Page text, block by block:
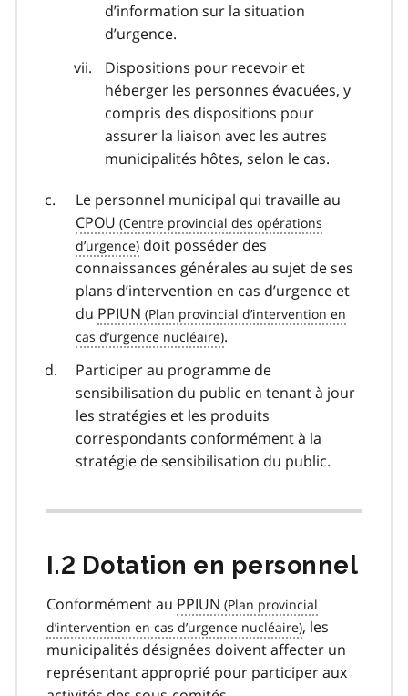
d’information sur la situation
d’urgence.
Dispositions pour recevoir et
héberger les personnes évacuées, y
compris des dispositions pour
assurer la liaison avec les autres
municipalités hôtes, selon le cas.
Le personnel municipal qui travaille au
CPOU
doit posséder des
connaissances générales au sujet de ses
plans d’intervention en cas d’urgence et
du PPIUN
.
Participer au programme de
sensibilisation du public en tenant à jour
les stratégies et les produits
correspondants conformément à la
stratégie de sensibilisation du public.
I.2 Dotation en personnel
Conformément au PPIUN
, les
municipalités désignées doivent affecter un
représentant approprié pour participer aux